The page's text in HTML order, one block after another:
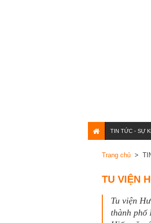
TIN TỨC - SỰ
Trang chủ> TIN
TU VIỆN
Tu viện
thành phố